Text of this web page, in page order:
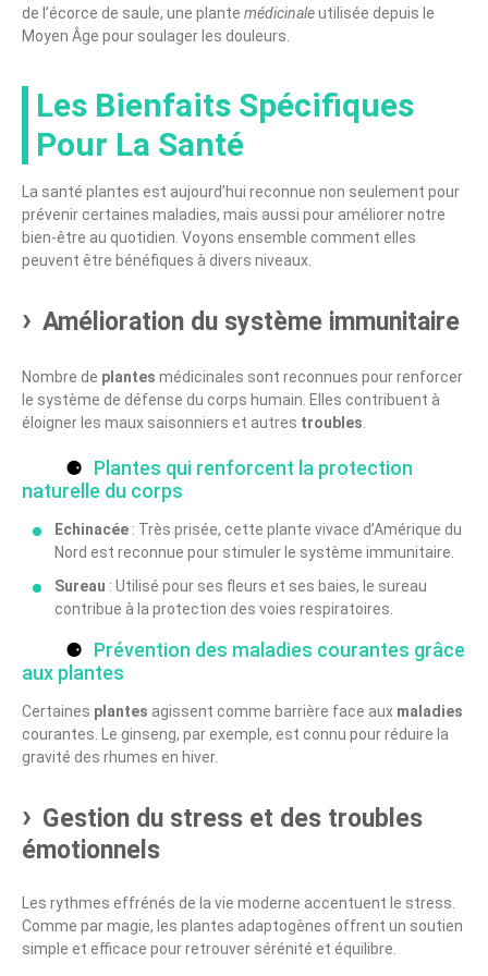
de l’écorce de saule, une plante médicinaleutilisée depuis le
Moyen Âge pour soulager les douleurs.
Les Bienfaits Spécifiques
Pour La Santé
La santé plantes est aujourd’hui reconnue non seulement pour
prévenir certaines maladies, mais aussi pour améliorer notre
bien-être au quotidien. Voyons ensemble comment elles
peuvent être bénéfiques à divers niveaux.
Amélioration du système immunitaire
Nombre de plantes médicinales sont reconnues pour renforcer
le système de défense du corps humain. Elles contribuent à
éloigner les maux saisonniers et autres troubles
Plantes qui renforcent la protection
naturelle du corps
Echinacée : Très prisée, cette plante vivace d’Amérique du
Nord est reconnue pour stimuler le système immunitaire.
Sureau : Utilisé pour ses fleurs et ses baies, le sureau
contribue à la protection des voies respiratoires.
Prévention des maladies courantes grâce
aux plantes
Certaines plantes agissent comme barrière face aux maladies
courantes. Le ginseng, par exemple, est connu pour réduire la
gravité des rhumes en hiver.
Gestion du stress et des troubles
émotionnels
Les rythmes effrénés de la vie moderne accentuent le stress.
Comme par magie, les plantes adaptogènes offrent un soutien
simple et efficace pour retrouver sérénité et équilibre.